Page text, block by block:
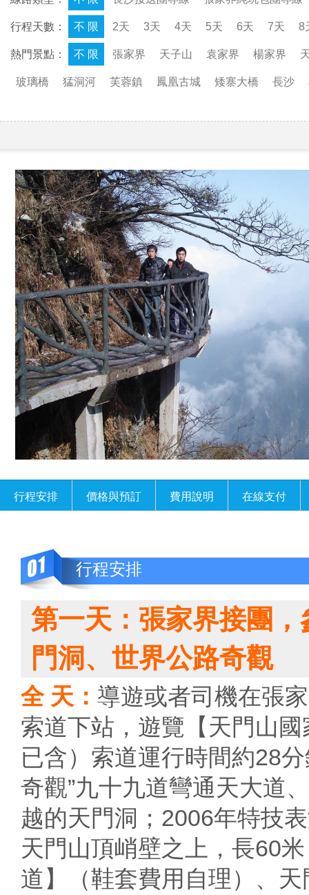
行程天數： 不 限 2天 3天 4天 5天 6天 7天 8
熱門景點： 不 限 張家界 天子山 袁家界 楊家界
玻璃橋 猛洞河 芙蓉鎮 鳳凰古城 矮寨大橋 長沙
行程安排 價格與預訂 費用說明 在線支付
行程安排
第一天：張家界接團
門洞、世界公路奇觀
全 天： 導遊或者司機在張
索道下站，遊覽【天門山
已含）索道運行時間約28
奇觀”九十九道彎通天大道
越的天門洞；2006年特技
天門山頂峭壁之上，長60
道】（鞋套費用自理）、